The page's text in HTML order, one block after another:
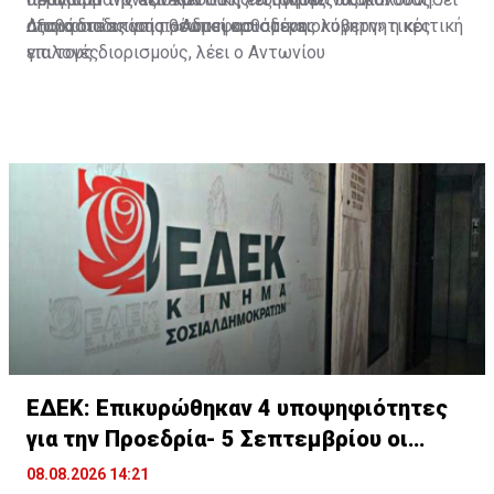
όποια διαδικασία θεωρεί ορθότερη.
αξιοκρατίας για προαποφασισμένες κυβερνητικές
επιλογές.
Διαβάστε επίσης: «Άδικη και αδικαιολόγητη» η κριτική
για τους διορισμούς, λέει ο Αντωνίου
ΕΔΕΚ: Επικυρώθηκαν 4 υποψηφιότητες
για την Προεδρία- 5 Σεπτεμβρίου οι
εκλογές
08.08.2026 14:21